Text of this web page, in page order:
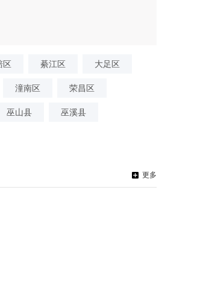
区 綦江区 大足区
潼南区 荣昌区
巫山县 巫溪县
更多